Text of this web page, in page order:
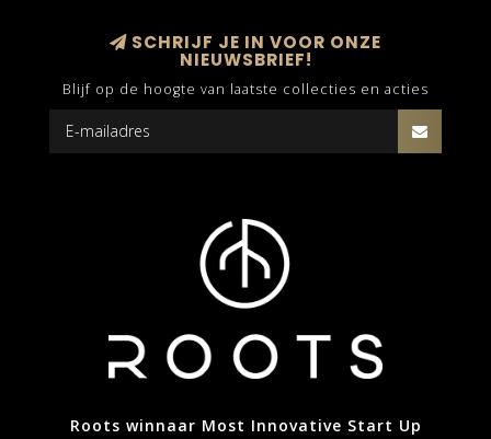
SCHRIJF JE IN VOOR ONZE
NIEUWSBRIEF!
Blijf op de hoogte van laatste collecties en acties
Roots winnaar Most Innovative Start Up